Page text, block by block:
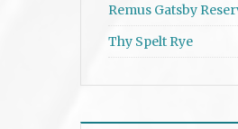
Remus Gatsby
Thy Spelt Rye